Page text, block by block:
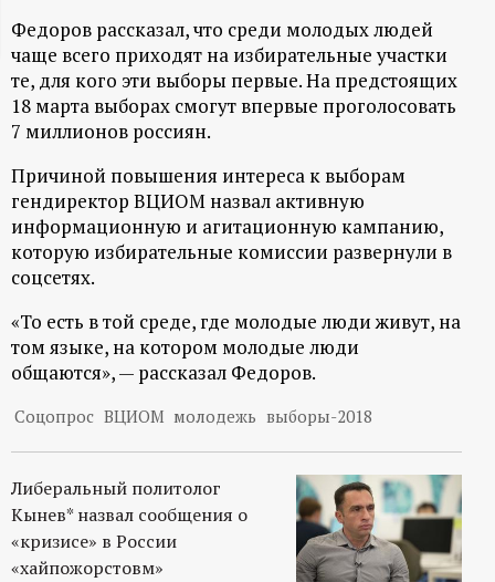
а
ц
и
о
н
н
ы
й
п
о
р
Федоров рассказал, что среди молодых людей
чаще всего приходят на избирательные участки
те, для кого эти выборы первые. На предстоящих
18 марта выборах смогут впервые проголосовать
7 миллионов россиян.
Причиной повышения интереса к выборам
гендиректор ВЦИОМ назвал активную
информационную и агитационную кампанию,
которую избирательные комиссии развернули в
соцсетях.
«То есть в той среде, где молодые люди живут, на
том языке, на котором молодые люди
общаются», — рассказал Федоров.
Соцопрос ВЦИОМ молодежь выборы-2018
Либеральный политолог
Кынев* назвал сообщения о
«кризисе» в России
«хайпожорстовм»